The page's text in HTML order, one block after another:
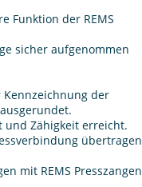
Funktion der REMS
sicher aufgenommen
der
und Zähigkeit erreicht.
übertragen
mit REMS Presszangen